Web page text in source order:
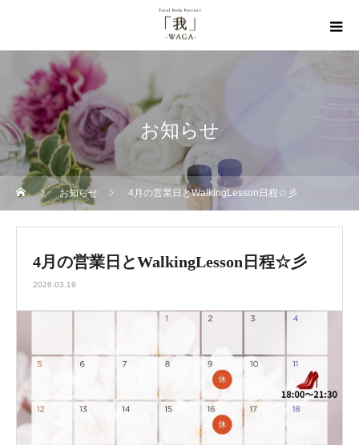
お知らせ
お知らせ 4月の営業日とWalkingLesson日程☆彡
4月の営業日とWalkingLesson日程☆彡
2026.03.19